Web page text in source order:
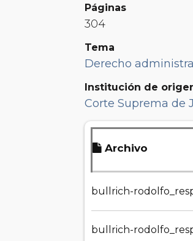
Páginas
304
Tema
Derecho
Institución de
Corte Suprema de
Archivo
bullrich-
bullrich-